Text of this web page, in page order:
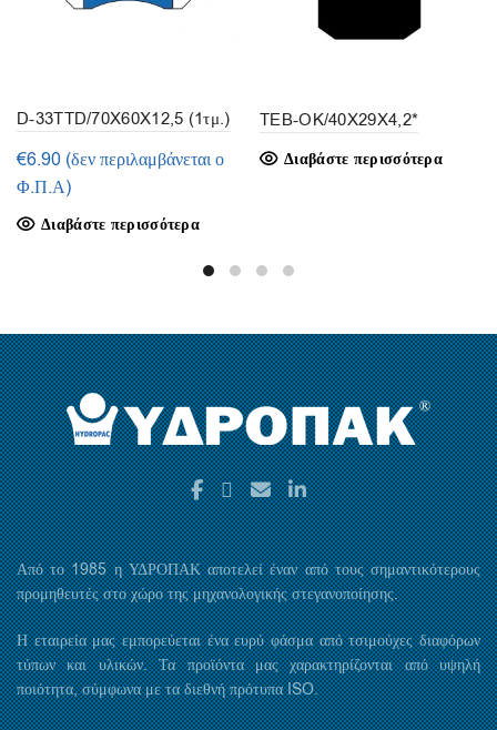
D-33TTD/70X60X12,5 (1τμ.)
€6.90 (δεν περιλαμβάνεται ο
Φ.Π.Α)
Διαβάστε περισσότερα
TEB-OK/40X29X4,2*
Διαβάστε περισσότερα
Από το 1985 η ΥΔΡΟΠΑΚ αποτελεί έναν από τους σημαντικότερους
προμηθευτές στο χώρο της μηχανολογικής στεγανοποίησης.
Η εταιρεία μας εμπορεύεται ένα ευρύ φάσμα από τσιμούχες διαφόρων
τύπων και υλικών. Τα προϊόντα μας χαρακτηρίζονται από υψηλή
ποιότητα, σύμφωνα με τα διεθνή πρότυπα ISO.